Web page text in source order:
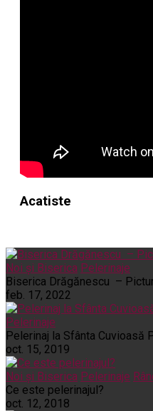
Acatiste
Noi și Biserica Pelerinaje
Biserica Drăgănescu –
feb. 17, 2022
Pelerinaje
Pelerinaj la Sfânta Cuvioasă
oct. 15, 2019
Noi și Biserica Pelerinaje
Ce este pelerinajul?
oct. 12, 2018